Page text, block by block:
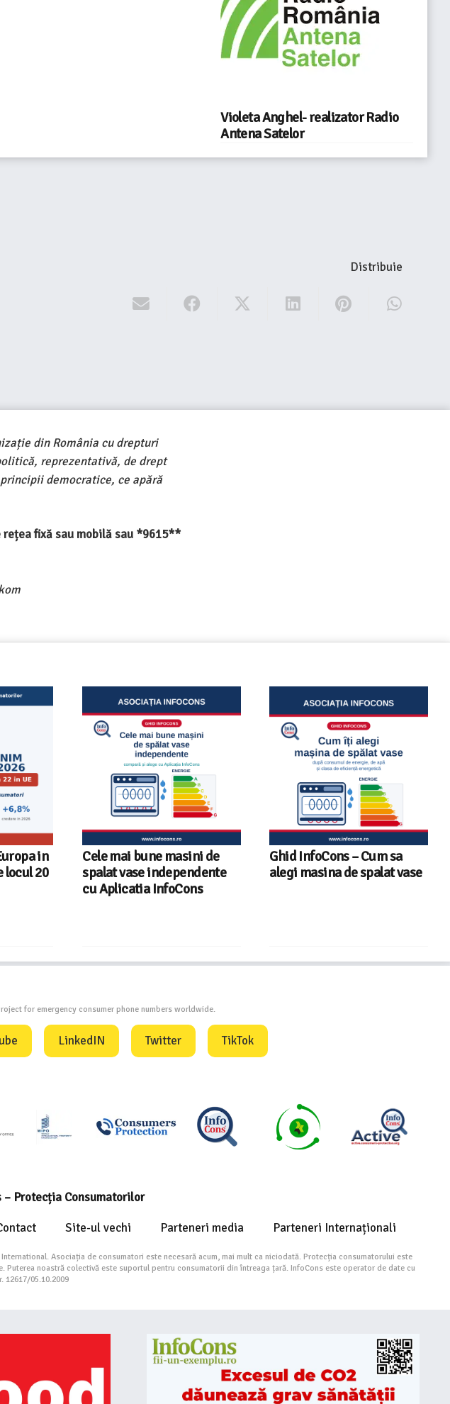
Violeta Anghel- realizator Radio
Antena Satelor
Distribuie
din România cu drepturi
reprezentativă, de drept
democratice, ce apără
fixă sau mobilă sau *9615**
de
Ghid InfoCons – Cum sa
alegi masina de spalat vase
Sunetul la televizor- 8
sfaturi utile ca să auzi clar
for emergency consumer phone numbers worldwide.
LinkedIN Twitter TikTok
Protecția Consumatorilor
Site-ul vechi Parteneri media Parteneri Internaționali
Asociația de consumatori este necesară acum, mai mult ca niciodată. Protecția consumatorului este
noastră colectivă este suportul pentru consumatorii din întreaga țară. InfoCons este operator de date cu
12617/05.10.2009